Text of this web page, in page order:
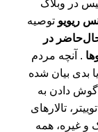
در وبلاگ
ریویو توصیه
در
. آنچه مردم
بدی بیان شده
دادن به
تالار‌های
و غیره، همه